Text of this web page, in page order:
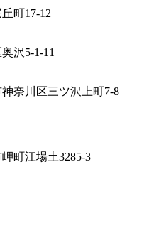
町17-12
沢5-1-11
奈川区三ツ沢上町7-8
町江場土3285-3